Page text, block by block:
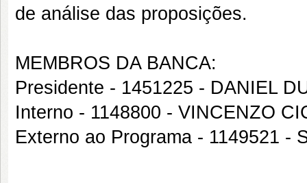
de análise das proposições.
MEMBROS DA BANCA:
Presidente - 1451225 - DANIEL
Interno - 1148800 - VINCENZO
Externo ao Programa - 1149521 -